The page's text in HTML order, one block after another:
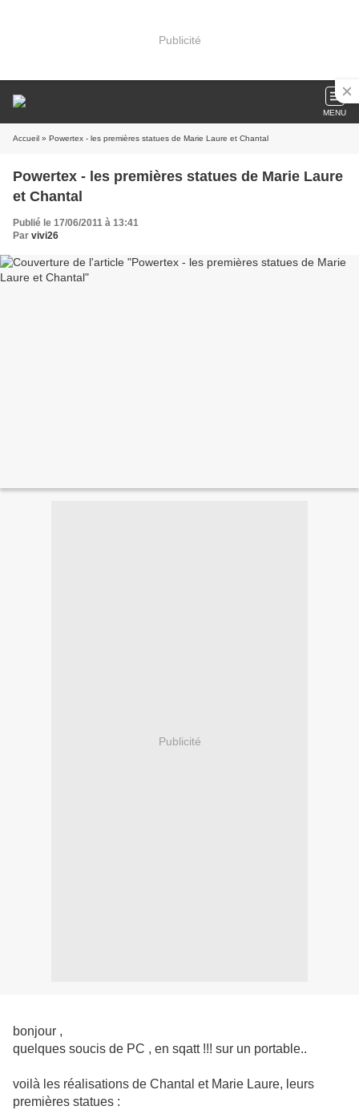
Publicité
MENU
Accueil » Powertex - les premières statues de Marie Laure et Chantal
Powertex - les premières statues de Marie Laure
et Chantal
Publié le 17/06/2011 à 13:41
Par vivi26
Publicité
bonjour ,
quelques soucis de PC , en sqatt !!! sur un portable..
voilà les réalisations de Chantal et Marie Laure, leurs
premières statues :